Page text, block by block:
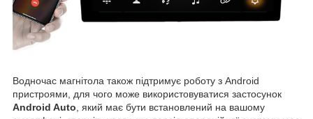
Водночас магнітола також підтримує роботу з Android
пристроями, для чого може використовуватися застосунок
Android Auto, який має бути встановлений на вашому